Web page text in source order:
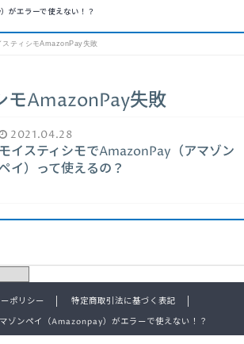
がエラーで使えない！？
スティシモAmazonPay失敗
モAmazonPay失敗
2021.04.28
モイスティシモでAmazonPay（アマゾン
イ）って使えるの？
ポリシー
特定商取引法に基づく表記
ンペイ（Amazonpay）がエラーで使えない！？